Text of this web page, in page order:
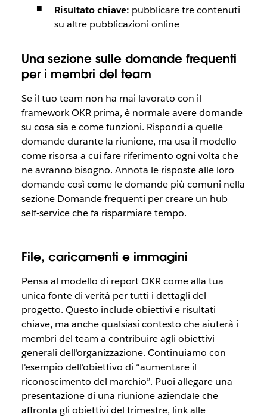
Risultato chiave: pubblicare tre contenuti
su altre pubblicazioni online
Una sezione sulle domande frequenti
per i membri del team
Se il tuo team non ha mai lavorato con il
framework OKR prima, è normale avere domande
su cosa sia e come funzioni. Rispondi a quelle
domande durante la riunione, ma usa il modello
come risorsa a cui fare riferimento ogni volta che
ne avranno bisogno. Annota le risposte alle loro
domande così come le domande più comuni nella
sezione Domande frequenti per creare un hub
self-service che fa risparmiare tempo.
File, caricamenti e immagini
Pensa al modello di report OKR come alla tua
unica fonte di verità per tutti i dettagli del
progetto. Questo include obiettivi e risultati
chiave, ma anche qualsiasi contesto che aiuterà i
membri del team a contribuire agli obiettivi
generali dell'organizzazione. Continuiamo con
l'esempio dell'obiettivo di “aumentare il
riconoscimento del marchio”. Puoi allegare una
presentazione di una riunione aziendale che
affronta gli obiettivi del trimestre, link alle